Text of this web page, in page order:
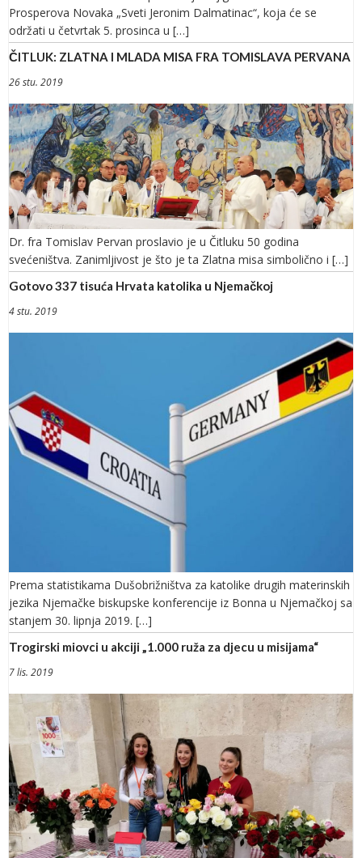
Prosperova Novaka „Sveti Jeronim Dalmatinac“, koja će se
održati u četvrtak 5. prosinca u […]
ČITLUK: ZLATNA I MLADA MISA FRA TOMISLAVA PERVANA
26 stu. 2019
Dr. fra Tomislav Pervan proslavio je u Čitluku 50 godina
svećeništva. Zanimljivost je što je ta Zlatna misa simbolično i […]
Gotovo 337 tisuća Hrvata katolika u Njemačkoj
4 stu. 2019
Prema statistikama Dušobrižništva za katolike drugih materinskih
jezika Njemačke biskupske konferencije iz Bonna u Njemačkoj sa
stanjem 30. lipnja 2019. […]
Trogirski miovci u akciji „1.000 ruža za djecu u misijama“
7 lis. 2019